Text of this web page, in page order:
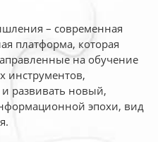
– современная
платформа, которая
на обучение
инструментов,
развивать новый,
эпохи, вид